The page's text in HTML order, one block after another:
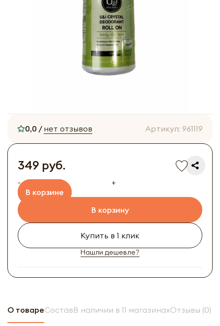
0,0 / нет отзывов Артикул: 961119
349 руб.
-
+
В корзине
В корзину
Купить в 1 клик
Нашли дешевле?
О товареСоставВ наличии в 11 магазинахОтзывы (0)